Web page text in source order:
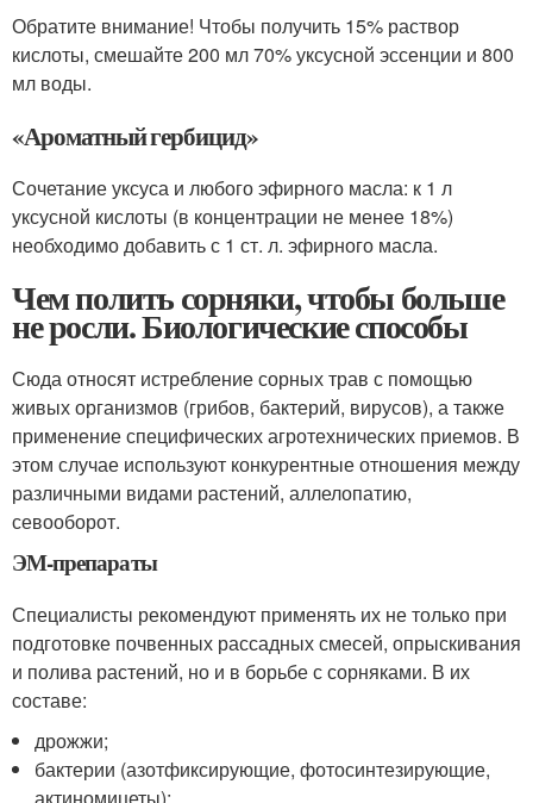
Обратите внимание! Чтобы получить 15% раствор
кислоты, смешайте 200 мл 70% уксусной эссенции и 800
мл воды.
«Ароматный гербицид»
Сочетание уксуса и любого эфирного масла: к 1 л
уксусной кислоты (в концентрации не менее 18%)
необходимо добавить с 1 ст. л. эфирного масла.
Чем полить сорняки, чтобы больше
не росли. Биологические способы
Сюда относят истребление сорных трав с помощью
живых организмов (грибов, бактерий, вирусов), а также
применение специфических агротехнических приемов. В
этом случае используют конкурентные отношения между
различными видами растений, аллелопатию,
севооборот.
ЭМ-препараты
Специалисты рекомендуют применять их не только при
подготовке почвенных рассадных смесей, опрыскивания
и полива растений, но и в борьбе с сорняками. В их
составе:
дрожжи;
бактерии (азотфиксирующие, фотосинтезирующие,
актиномицеты);